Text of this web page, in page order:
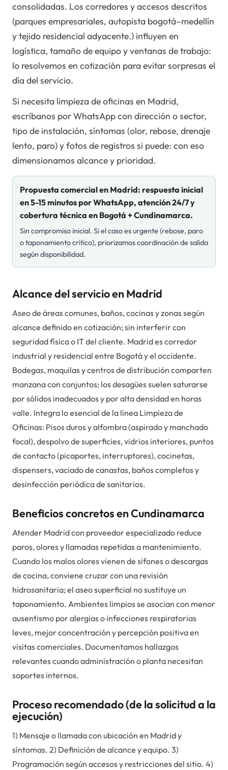
consolidadas. Los corredores y accesos descritos
(parques empresariales, autopista bogotá–medellín
y tejido residencial adyacente.) influyen en
logística, tamaño de equipo y ventanas de trabajo:
lo resolvemos en cotización para evitar sorpresas el
día del servicio.
Si necesita limpieza de oficinas en Madrid,
escríbanos por WhatsApp con dirección o sector,
tipo de instalación, síntomas (olor, rebose, drenaje
lento, paro) y fotos de registros si puede: con eso
dimensionamos alcance y prioridad.
Propuesta comercial en Madrid: respuesta inicial
en 5-15 minutos por WhatsApp, atención 24/7 y
cobertura técnica en Bogotá + Cundinamarca.
Sin compromiso inicial. Si el caso es urgente (rebose, paro
o taponamiento crítico), priorizamos coordinación de salida
según disponibilidad.
Alcance del servicio en Madrid
Aseo de áreas comunes, baños, cocinas y zonas según
alcance definido en cotización; sin interferir con
seguridad física o IT del cliente. Madrid es corredor
industrial y residencial entre Bogotá y el occidente.
Bodegas, maquilas y centros de distribución comparten
manzana con conjuntos; los desagües suelen saturarse
por sólidos inadecuados y por alta densidad en horas
valle. Integra lo esencial de la línea Limpieza de
Oficinas: Pisos duros y alfombra (aspirado y manchado
focal), despolvo de superficies, vidrios interiores, puntos
de contacto (picaportes, interruptores), cocinetas,
dispensers, vaciado de canastas, baños completos y
desinfección periódica de sanitarios.
Beneficios concretos en Cundinamarca
Atender Madrid con proveedor especializado reduce
paros, olores y llamadas repetidas a mantenimiento.
Cuando los malos olores vienen de sifones o descargas
de cocina, conviene cruzar con una revisión
hidrosanitaria; el aseo superficial no sustituye un
taponamiento. Ambientes limpios se asocian con menor
ausentismo por alergias o infecciones respiratorias
leves, mejor concentración y percepción positiva en
visitas comerciales. Documentamos hallazgos
relevantes cuando administración o planta necesitan
soportes internos.
Proceso recomendado (de la solicitud a la
ejecución)
1) Mensaje o llamada con ubicación en Madrid y
síntomas. 2) Definición de alcance y equipo. 3)
Programación según accesos y restricciones del sitio. 4)